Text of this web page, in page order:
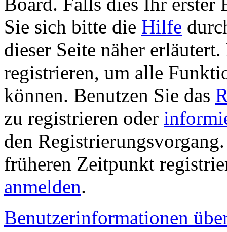
Sie sich bitte die Hilfe
dieser Seite näher
registrieren, um alle
können. Benutzen Sie das
zu registrieren oder
den
früheren Zeitpunkt
anmelden.
Benutzerinformationen